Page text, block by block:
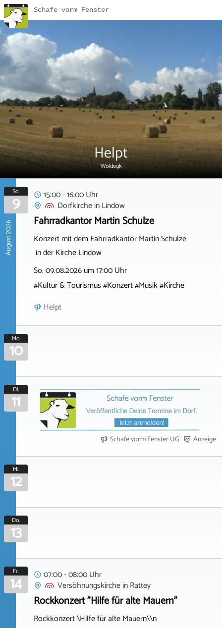
Schafe vorm Fenster
Helpt
Woldegk
August 2026
So.
9
15:00 - 16:00 Uhr
DorfkircheinLindow
Fahrradkantor Martin Schulze
Konzert mit dem Fahrradkantor Martin Schulze
in der Kirche Lindow
So. 09.08.2026 um 17:00 Uhr
#Kultur & Tourismus #Konzert #Musik #Kirche
Helpt
Mo.
10
Di.
11
Schafe vorm Fenster UG Anzeige
Mi.
12
Do.
13
Fr.
14
07:00 - 08:00 Uhr
VersöhnungskircheinRattey
Rockkonzert "Hilfe für alte Mauern"
Rockkonzert \Hilfe für alte Mauern\\n